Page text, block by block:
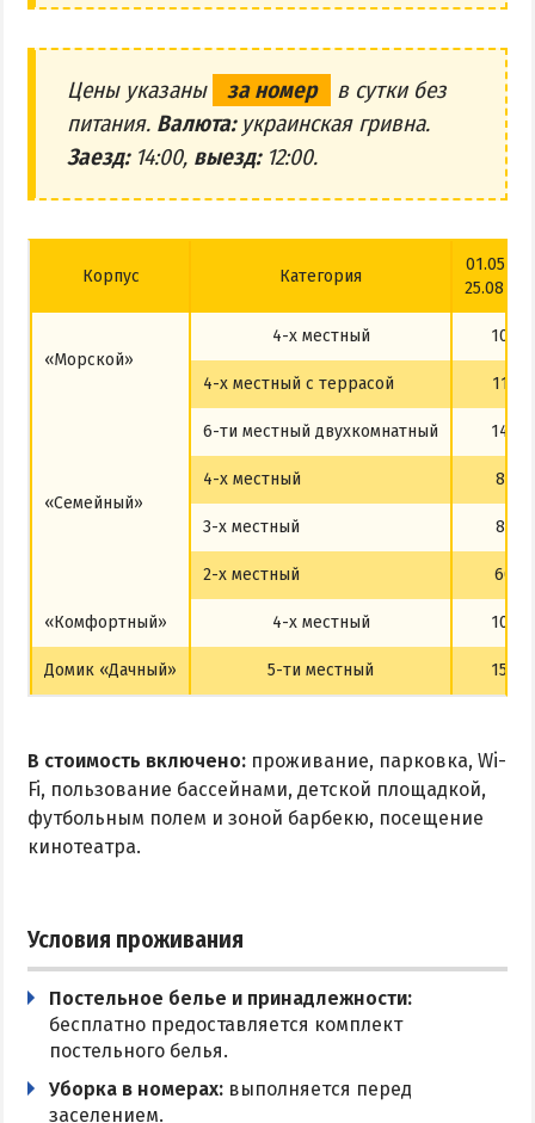
Цены указаны за номер
в сутки без
питания. Валюта:украинская гривна.
Заезд:14:00, выезд:12:00.
Корпус Категория
«Морской»
4-х местный 1000
4-х местный с террасой 1150
«Семейный»
6-ти местный двухкомнатный 1400
4-х местный 850
3-х местный 850
2-х местный 600
«Комфортный» 4-х местный 1000
Домик «Дачный» 5-ти местный 1500
В стоимость включено: проживание, парковка, Wi-
Fi, пользование бассейнами, детской площадкой,
футбольным полем и зоной барбекю, посещение
кинотеатра.
Условия проживания
Постельное белье и принадлежности:
бесплатно предоставляется комплект
постельного белья.
Уборка в номерах: выполняется перед
заселением.